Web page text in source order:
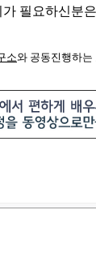
필요하신분은
소와 공동진행하는